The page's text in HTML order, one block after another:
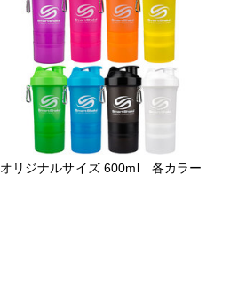
オリジナルサイズ 600ml 各カラー